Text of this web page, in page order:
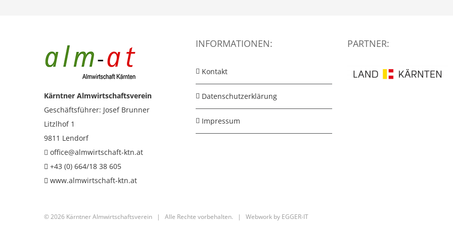
Kärntner Almwirtschaftsverein
Geschäftsführer: Josef Brunner
Litzlhof 1
9811 Lendorf
office@almwirtschaft-ktn.at
+43 (0) 664/18 38 605
www.almwirtschaft-ktn.at
INFORMATIONEN:
Kontakt
Datenschutzerklärung
Impressum
PARTNER:
©2026 Kärntner Almwirtschaftsverein | Alle Rechte vorbehalten. | Webwork by EGGER-IT